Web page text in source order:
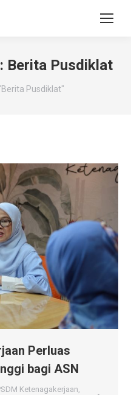
Berita Pusdiklat
Pusdiklat"
Perluas
bagi ASN
Ketenagakerjaan,